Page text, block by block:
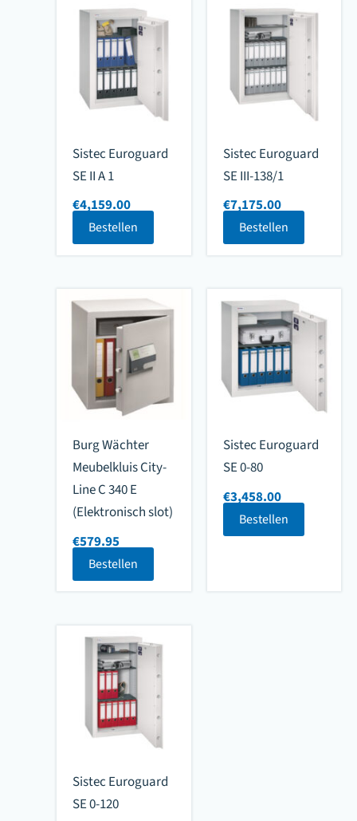
Sistec Euroguard
SE II A 1
€4,159.00
Bestellen
Sistec Euroguard
SE III-138/1
€7,175.00
Bestellen
Burg Wächter
Meubelkluis City-
Line C 340 E
(Elektronisch slot)
€579.95
Bestellen
Sistec Euroguard
SE 0-80
€3,458.00
Bestellen
Sistec Euroguard
SE 0-120